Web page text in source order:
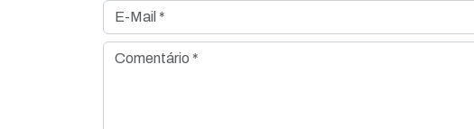
E-Mail *
Comentário *